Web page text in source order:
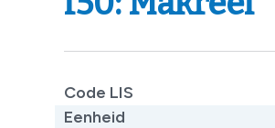
Code LIS
Eenheid